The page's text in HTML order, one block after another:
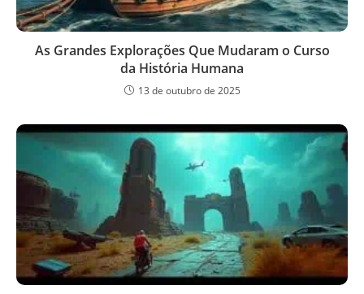
As Grandes Explorações Que Mudaram o Curso
da História Humana
13 de outubro de 2025